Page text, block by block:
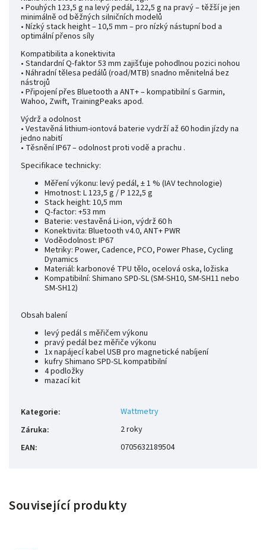
• Pouhých 123,5 g na levý pedál, 122,5 g na pravý – těžší je jen
minimálně od běžných silničních modelů
• Nízký stack height – 10,5 mm – pro nízký nástupní bod a
optimální přenos síly
Kompatibilita a konektivita
• Standardní Q-faktor 53 mm zajišťuje pohodlnou pozici nohou
• Náhradní tělesa pedálů (road/MTB) snadno měnitelná bez
nástrojů
• Připojení přes Bluetooth a ANT+ – kompatibilní s Garmin,
Wahoo, Zwift, TrainingPeaks apod.
Výdrž a odolnost
• Vestavěná lithium-iontová baterie vydrží až 60 hodin jízdy na
jedno nabití
• Těsnění IP67 – odolnost proti vodě a prachu .
Specifikace technicky:
Měření výkonu: levý pedál, ± 1 % (IAV technologie)
Hmotnost: L 123,5 g / P 122,5 g
Stack height: 10,5 mm
Q-factor: +53 mm
Baterie: vestavěná Li-ion, výdrž 60 h
Konektivita: Bluetooth v4.0, ANT+ PWR
Voděodolnost: IP67
Metriky: Power, Cadence, PCO, Power Phase, Cycling
Dynamics
Materiál: karbonové TPU tělo, ocelová oska, ložiska
Kompatibilní: Shimano SPD-SL (SM-SH10, SM-SH11 nebo
SM-SH12)
Obsah balení
levý pedál s měřičem výkonu
pravý pedál bez měřiče výkonu
1x napájecí kabel USB pro magnetické nabíjení
kufry Shimano SPD-SL kompatibilní
4 podložky
mazací kit
Kategorie:
Wattmetry
Záruka:
2 roky
EAN: 0705632189504
Související produkty